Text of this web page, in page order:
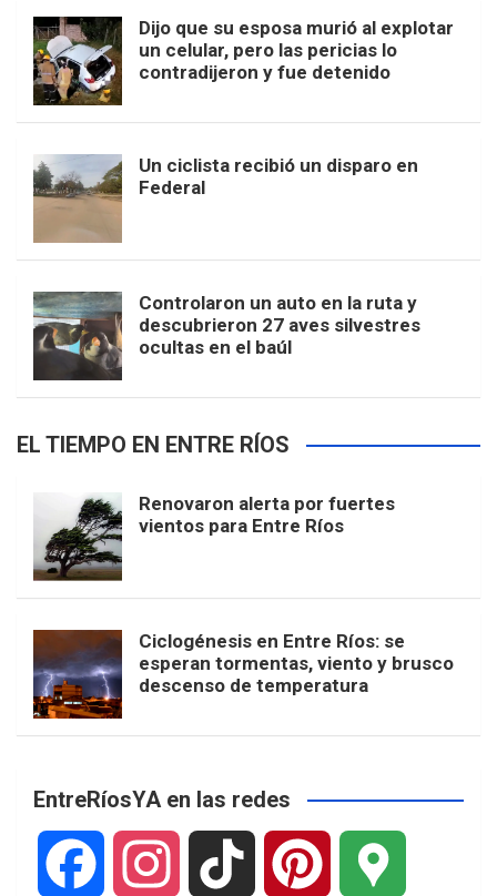
Dijo que su esposa murió al explotar
un celular, pero las pericias lo
contradijeron y fue detenido
Un ciclista recibió un disparo en
Federal
Controlaron un auto en la ruta y
descubrieron 27 aves silvestres
ocultas en el baúl
EL TIEMPO EN ENTRE RÍOS
Renovaron alerta por fuertes
vientos para Entre Ríos
Ciclogénesis en Entre Ríos: se
esperan tormentas, viento y brusco
descenso de temperatura
EntreRíosYA en las redes